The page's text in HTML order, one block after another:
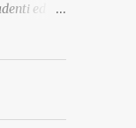
ed
spazio